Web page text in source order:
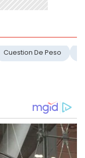
Cuestion De Peso